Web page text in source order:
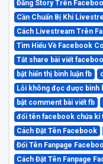
Đăng Story Trên
Cần Chuẩn Bị Khi
Cách Livestream Trên
Tìm Hiểu Về Facebook
Tắt share bài viết
bật hiển thị bình luận fb
Lỗi không đọc được bình
bật comment bài viết fb
đổi tên facebook chứa kí
Cách Đặt Tên Facebook
Đổi Tên Fanpage
Cách Đặt Tên Fanpage